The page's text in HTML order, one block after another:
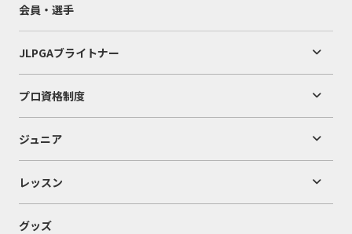
会員・選手
JLPGAブライトナー
プロ資格制度
ジュニア
レッスン
グッズ